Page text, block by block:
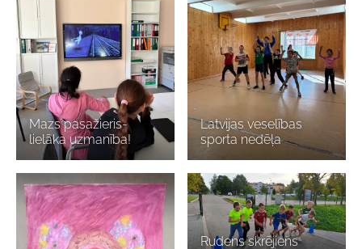
Mazs pasažieris-
lielāka uzmanība!
Latvijas veselības
sporta nedēļa
Rudens skrējiens